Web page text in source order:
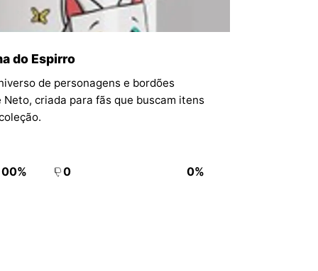
do Espirro
de personagens e bordões
Neto, criada para fãs que buscam itens
0 0%